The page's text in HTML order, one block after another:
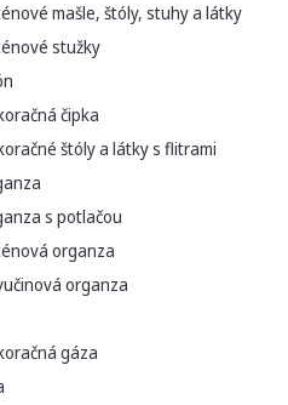
mašle, štóly, stuhy a látky
stužky
čipka
štóly a látky s flitrami
s potlačou
organza
organza
gáza